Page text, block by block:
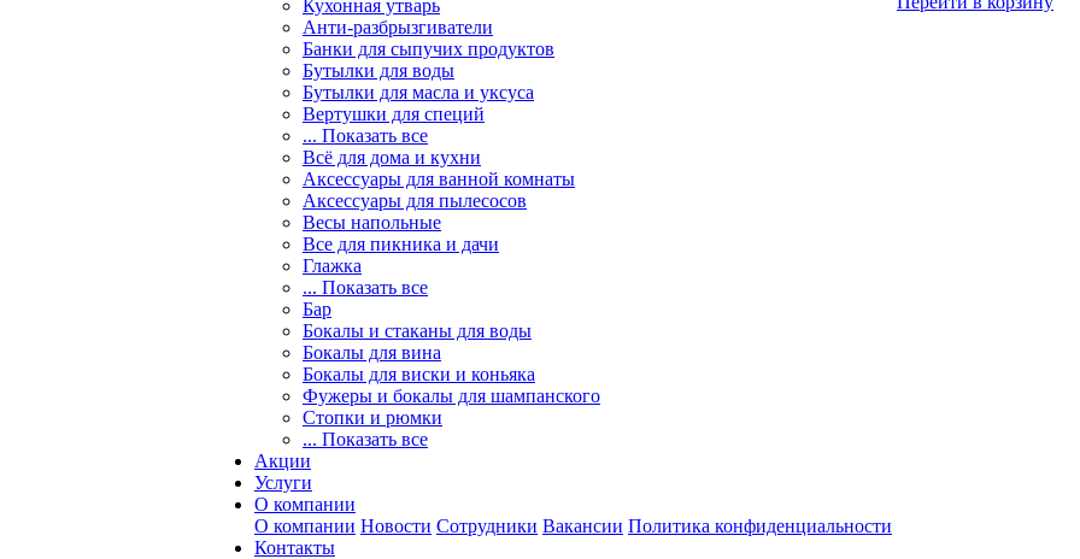
Кухонная утварь
Анти-разбрызгиватели
Банки для сыпучих продуктов
Бутылки для воды
Бутылки для масла и уксуса
Вертушки для специй
... Показать все
Всё для дома и кухни
Аксессуары для ванной комнаты
Аксессуары для пылесосов
Весы напольные
Все для пикника и дачи
Глажка
... Показать все
Бар
Бокалы и стаканы для воды
Бокалы для вина
Бокалы для виски и коньяка
Фужеры и бокалы для шампанского
Стопки и рюмки
... Показать все
Акции
Услуги
О компании
О компании Новости Сотрудники Вакансии Политика конфиденциальности
Контакты